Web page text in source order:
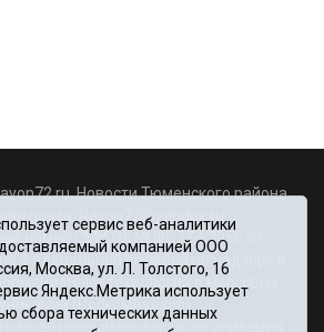
Новости Тюменского района.
Rayon72@yandex.ru
номер СМИ Эл № ФС77-67956 от
Федеральной службой по надзору в
технологий и массовых
(Роскомнадзор)
некоммерческая организация
сервис веб-аналитики
компанией ООО
Москва, ул. Л. Толстого, 16
Яндекс.Метрика использует
сбора технических данных